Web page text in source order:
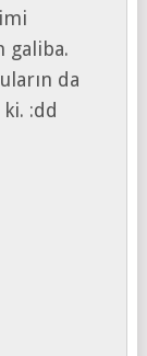
galiba.
da
:dd